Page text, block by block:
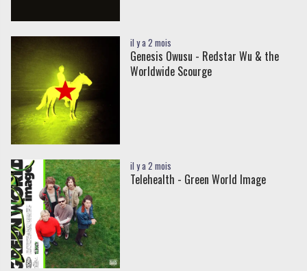
il y a 2 mois
Genesis Owusu - Redstar Wu & the
Worldwide Scourge
il y a 2 mois
Telehealth - Green World Image